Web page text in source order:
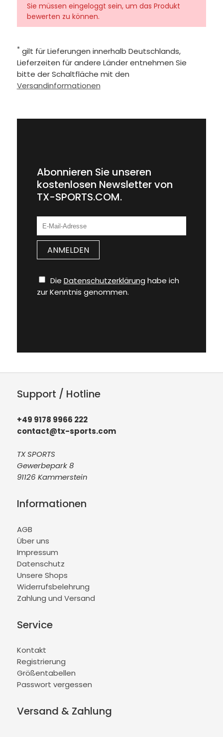
Sie müssen eingeloggt sein, um das Produkt
bewerten zu können.
* gilt für Lieferungen innerhalb Deutschlands,
Lieferzeiten für andere Länder entnehmen Sie
bitte der Schaltfläche mit den
Versandinformationen
Abonnieren Sie unseren
kostenlosen Newsletter von
TX-SPORTS.COM.
Die Datenschutzerklärung habe ich
zur Kenntnis genommen.
Support / Hotline
+49 9178 9966 222
contact@tx-sports.com
TX SPORTS
Gewerbepark 8
91126 Kammerstein
Informationen
AGB
Über uns
Impressum
Datenschutz
Unsere Shops
Widerrufsbelehrung
Zahlung und Versand
Service
Kontakt
Registrierung
Größentabellen
Passwort vergessen
Versand & Zahlung